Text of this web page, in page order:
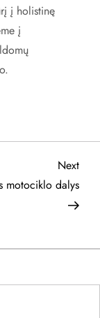
į holistinę
į
Next
Post
Next
motociklo dalys